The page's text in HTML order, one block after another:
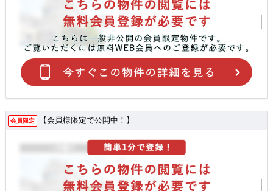
会員限定 【会員様限定で公開中！】